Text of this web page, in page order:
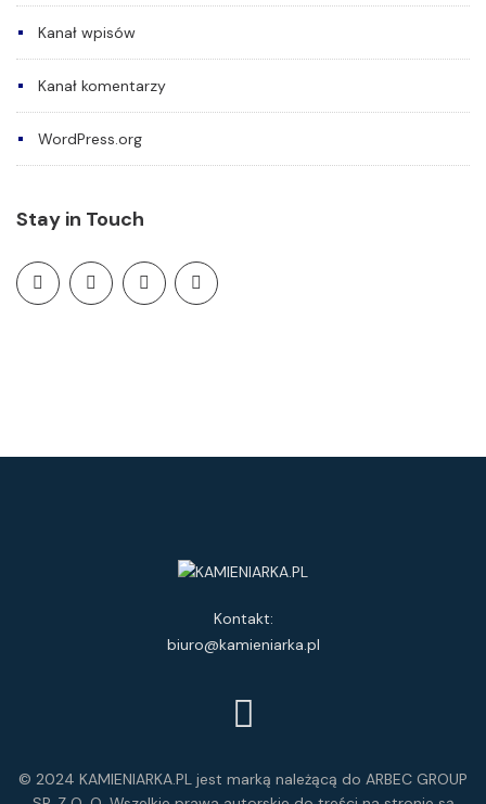
Kanał wpisów
Kanał komentarzy
WordPress.org
Stay in Touch
Kontakt:
biuro@kamieniarka.pl
© 2024 KAMIENIARKA.PL jest marką należącą do ARBEC GROUP